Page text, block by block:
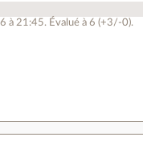
à 21:45. Évalué à6 (+3/-0).